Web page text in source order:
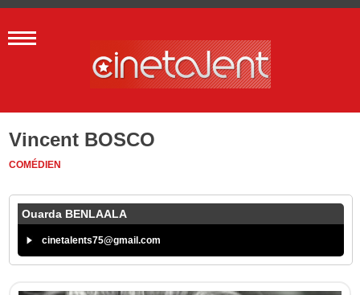
Vincent BOSCO
COMÉDIEN
Ouarda BENLAALA
cinetalents75@gmail.com